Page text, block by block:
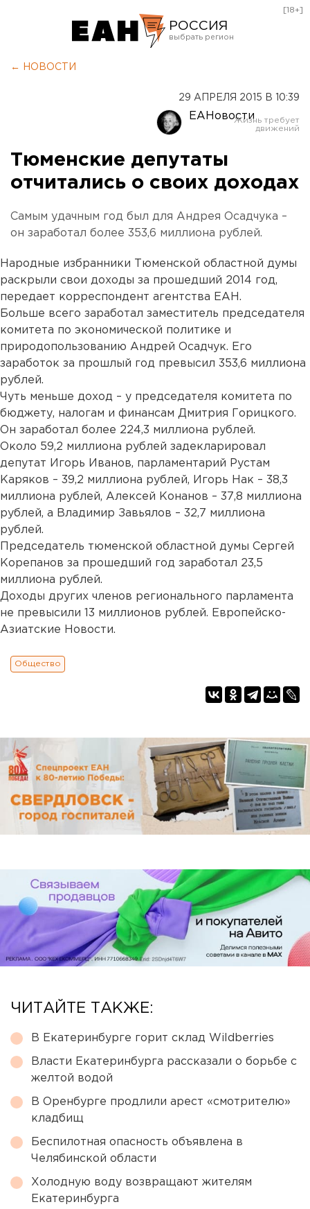
РОССИЯ
Оренбург
[18+]
← НОВОСТИ
29 АПРЕЛЯ 2015 В 10:39
ЕАНовости
Тюменские депутаты
отчитались о своих доходах
Самым удачным год был для Андрея Осадчука –
он заработал более 353,6 миллиона рублей.
Народные избранники Тюменской областной думы
раскрыли свои доходы за прошедший 2014 год,
передает корреспондент агентства ЕАН.
Больше всего заработал заместитель председателя
комитета по экономической политике и
природопользованию Андрей Осадчук. Его
заработок за прошлый год превысил 353,6 миллиона
рублей.
Чуть меньше доход – у председателя комитета по
бюджету, налогам и финансам Дмитрия Горицкого.
Он заработал более 224,3 миллиона рублей.
Около 59,2 миллиона рублей задекларировал
депутат Игорь Иванов, парламентарий Рустам
Каряков – 39,2 миллиона рублей, Игорь Нак – 38,3
миллиона рублей, Алексей Конанов – 37,8 миллиона
рублей, а Владимир Завьялов – 32,7 миллиона
рублей.
Председатель тюменской областной думы Сергей
Корепанов за прошедший год заработал 23,5
миллиона рублей.
Доходы других членов регионального парламента
не превысили 13 миллионов рублей. Европейско-
Азиатские Новости.
Общество
ЧИТАЙТЕ ТАКЖЕ:
В Екатеринбурге горит склад Wildberries
Власти Екатеринбурга рассказали о борьбе с
желтой водой
В Оренбурге продлили арест «смотрителю»
кладбищ
Беспилотная опасность объявлена в
Челябинской области
Холодную воду возвращают жителям
Екатеринбурга